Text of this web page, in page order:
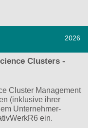
2026
Clusters -
Cluster Management
(inklusive ihrer
Unternehmer-
ein.